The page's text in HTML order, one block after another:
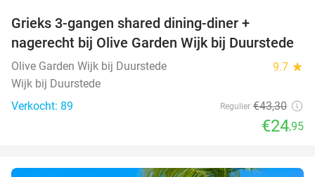
Grieks 3-gangen shared dining-diner +
nagerecht bij Olive Garden Wijk bij Duurstede
Olive Garden Wijk bij Duurstede 9.7 star
Wijk bij Duurstede
Verkocht: 89
Regulier €43,30
€24,95